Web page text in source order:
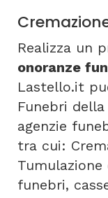
Realizza un
onoranze
Lastello.it
Funebri
agenzie
tra cui:
funebri,